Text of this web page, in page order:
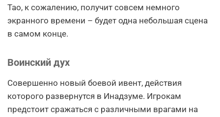
Тао, к сожалению, получит совсем немного
экранного времени – будет одна небольшая сцена
в самом конце.
Воинский дух
Совершенно новый боевой ивент, действия
которого развернутся в Инадзуме. Игрокам
предстоит сражаться с различными врагами на